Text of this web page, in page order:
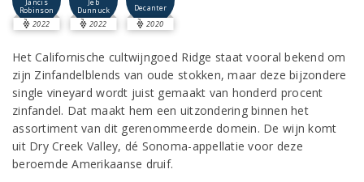
Jancis
Robinson
2022
Jeb
Dunnuck
2022
Decanter
2020
Het Californische cultwijngoed Ridge staat vooral bekend om
zijn Zinfandelblends van oude stokken, maar deze bijzondere
single vineyard wordt juist gemaakt van honderd procent
zinfandel. Dat maakt hem een uitzondering binnen het
assortiment van dit gerenommeerde domein. De wijn komt
uit Dry Creek Valley, dé Sonoma-appellatie voor deze
beroemde Amerikaanse druif.